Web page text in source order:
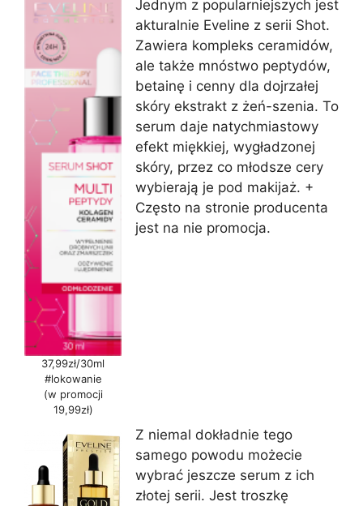
37,99zł/30ml
#lokowanie
(w promocji
19,99zł)
Jednym z popularniejszych jest
akturalnie Eveline z serii Shot.
Zawiera kompleks ceramidów,
ale także mnóstwo peptydów,
betainę i cenny dla dojrzałej
skóry ekstrakt z żeń-szenia. To
serum daje natychmiastowy
efekt miękkiej, wygładzonej
skóry, przez co młodsze cery
wybierają je pod makijaż. +
Często na stronie producenta
jest na nie promocja.
Z niemal dokładnie tego
samego powodu możecie
wybrać jeszcze serum z ich
złotej serii. Jest troszkę